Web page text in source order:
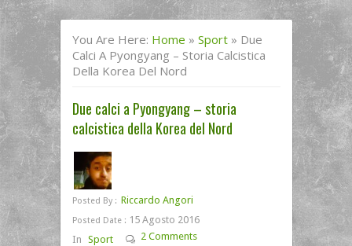
You Are Here: Home » Sport » Due
Calci A Pyongyang – Storia Calcistica
Della Korea Del Nord
Due calci a Pyongyang – storia
calcistica della Korea del Nord
Posted By : Riccardo Angori
Posted Date : 15 Agosto 2016
In Sport 2 Comments